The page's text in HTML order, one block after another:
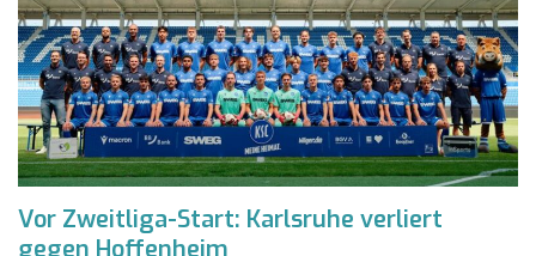
Vor Zweitliga-Start: Karlsruhe verliert
gegen Hoffenheim